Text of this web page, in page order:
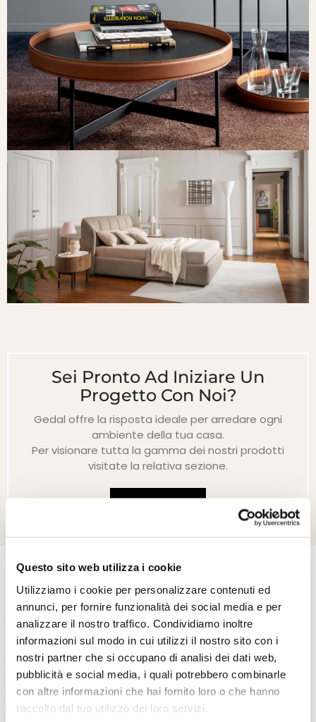
Questo sito web utilizza i cookie
Utilizziamo i cookie per personalizzare contenuti ed
annunci, per fornire funzionalità dei social media e per
analizzare il nostro traffico. Condividiamo inoltre
informazioni sul modo in cui utilizzi il nostro sito con i
nostri partner che si occupano di analisi dei dati web,
pubblicità e social media, i quali potrebbero combinarle
con altre informazioni che hai fornito loro o che hanno
raccolto dal tuo utilizzo dei loro servizi.
Sei Pronto Ad Iniziare Un
Progetto Con Noi?
Gedal offre la risposta ideale per arredare ogni
ambiente della tua casa.
Per visionare tutta la gamma dei nostri prodotti
visitate la relativa sezione.